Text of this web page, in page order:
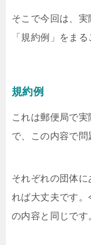
そこで今回は、
「規約例」をま
規約例
これは郵便局で
で、この内容で問
それぞれの団体に
れば大丈夫です。
の内容と同じです